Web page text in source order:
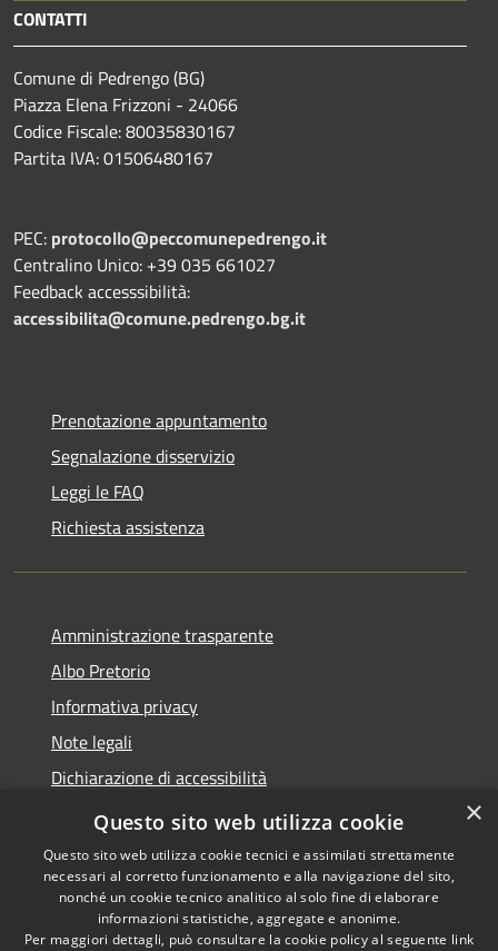
CONTATTI
Comune di Pedrengo (BG)
Piazza Elena Frizzoni - 24066
Codice Fiscale: 80035830167
Partita IVA: 01506480167
PEC: protocollo@peccomunepedrengo.it
Centralino Unico: +39 035 661027
Feedback accesssibilità:
accessibilita@comune.pedrengo.bg.it
Prenotazione appuntamento
Segnalazione disservizio
Leggi le FAQ
Richiesta assistenza
Amministrazione trasparente
Albo Pretorio
Informativa privacy
Note legali
Dichiarazione di accessibilità
Area riservata dipendenti
Copyright © 2026 • Comune di
×
Questo sito web utilizza cookie
Questo sito web utilizza cookie tecnici e assimilati strettamente
necessari al corretto funzionamento e alla navigazione del sito,
nonché un cookie tecnico analitico al solo fine di elaborare
informazioni statistiche, aggregate e anonime.
Per maggiori dettagli, può consultare la cookie policy al seguente link